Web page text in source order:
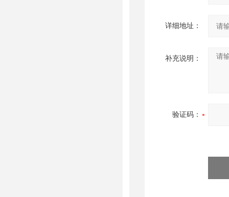
详细地址：
补充说明：
验证码：